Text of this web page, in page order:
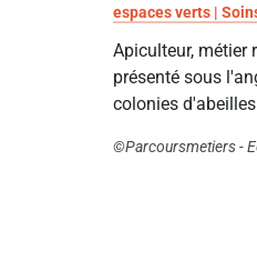
espaces verts |
Apiculteur, métier
présenté sous
colonies d'abeilles
©Parcoursmetiers -